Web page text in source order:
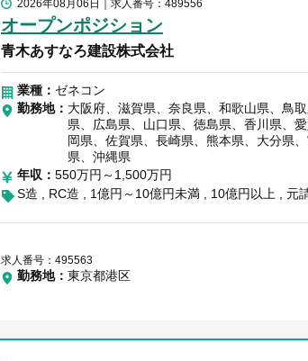
2026年08月06日 求人番号：489556
オープンポジション
青木あすなろ建設株式会社
業種： ゼネコン
勤務地
大阪府、滋賀県、奈良県、和歌山県、鳥
県、広島県、山口県、徳島県、香川県、
岡県、佐賀県、長崎県、熊本県、大分県
県、沖縄県
年収
550万円～1,500万円
S造
RC造 1億円～10億円未満 10億円以上 元
求人番号：495563
勤務地 東京都港区